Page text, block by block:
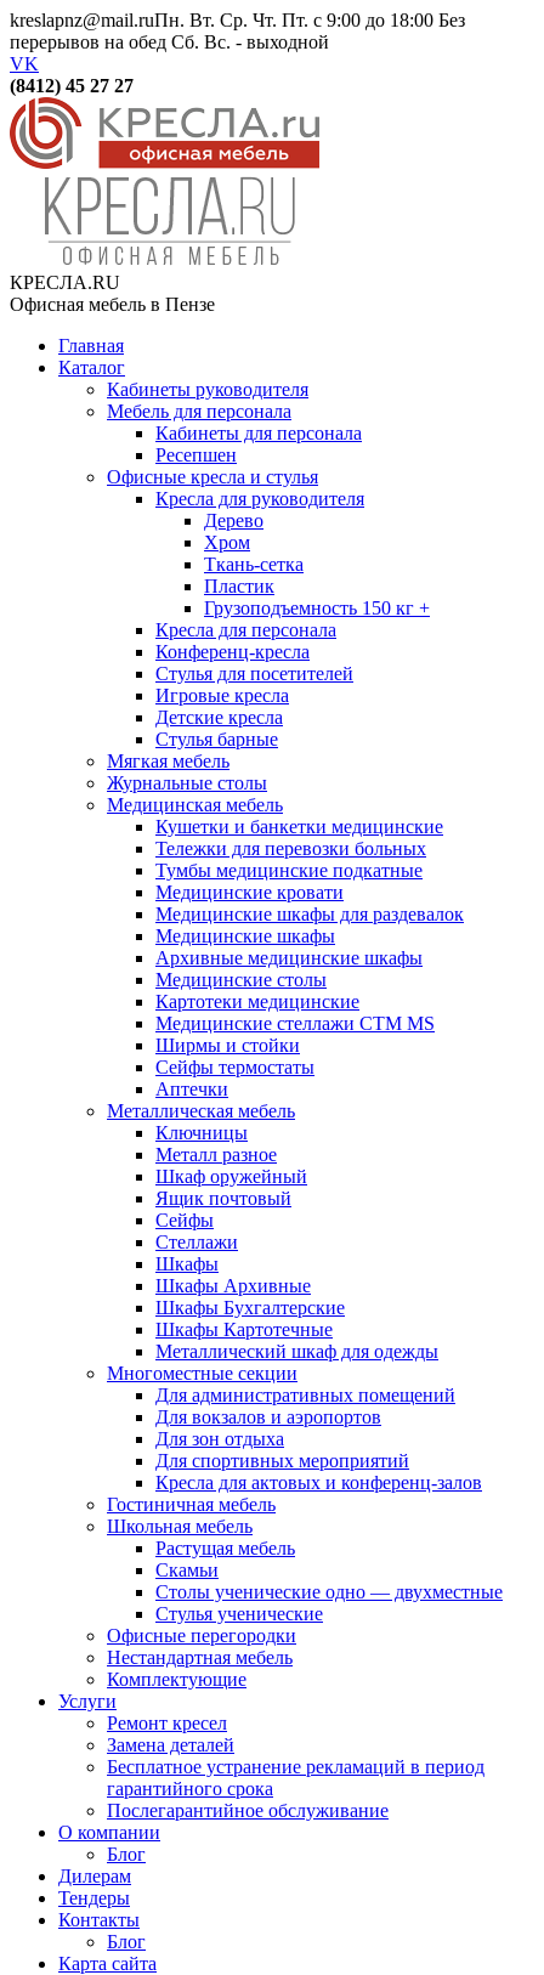
kreslapnz@mail.ruПн. Вт. Ср. Чт. Пт. с 9:00 до 18:00 Без
перерывов на обед Сб. Вс. - выходной
VK
(8412) 45 27 27
КРЕСЛА.RU
Офисная мебель в Пензе
Главная
Каталог
Кабинеты руководителя
Мебель для персонала
Кабинеты для персонала
Ресепшен
Офисные кресла и стулья
Кресла для руководителя
Дерево
Хром
Ткань-сетка
Пластик
Грузоподъемность 150 кг +
Кресла для персонала
Конференц-кресла
Стулья для посетителей
Игровые кресла
Детские кресла
Стулья барные
Мягкая мебель
Журнальные столы
Медицинская мебель
Кушетки и банкетки медицинские
Тележки для перевозки больных
Тумбы медицинские подкатные
Медицинские кровати
Медицинские шкафы для раздевалок
Медицинские шкафы
Архивные медицинские шкафы
Медицинские столы
Картотеки медицинские
Медицинские стеллажи CTM MS
Ширмы и стойки
Сейфы термостаты
Аптечки
Металлическая мебель
Ключницы
Металл разное
Шкаф оружейный
Ящик почтовый
Сейфы
Стеллажи
Шкафы
Шкафы Архивные
Шкафы Бухгалтерские
Шкафы Картотечные
Металлический шкаф для одежды
Многоместные секции
Для административных помещений
Для вокзалов и аэропортов
Для зон отдыха
Для спортивных мероприятий
Кресла для актовых и конференц-залов
Гостиничная мебель
Школьная мебель
Растущая мебель
Скамьи
Столы ученические одно — двухместные
Стулья ученические
Офисные перегородки
Нестандартная мебель
Комплектующие
Услуги
Ремонт кресел
Замена деталей
Бесплатное устранение рекламаций в период
гарантийного срока
Послегарантийное обслуживание
О компании
Блог
Дилерам
Тендеры
Контакты
Блог
Карта сайта